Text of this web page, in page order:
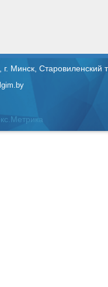
г. Минск, Старовиленский